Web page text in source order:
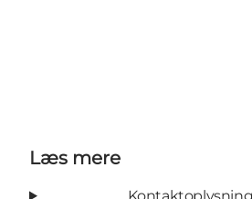
Læs mere